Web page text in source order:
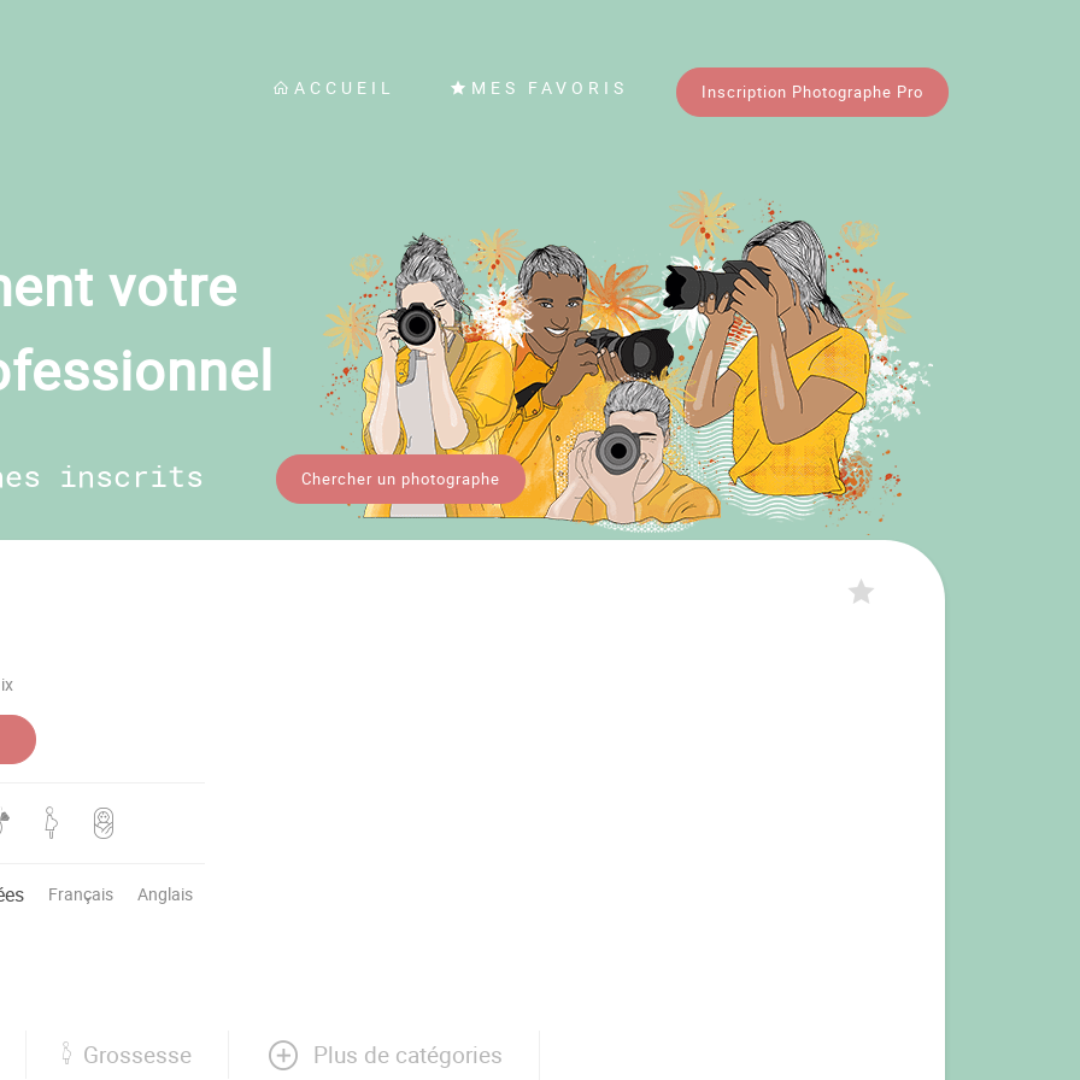
ACCUEIL MES FAVORIS Inscription Photographe Pro
votre
inscrits Chercher un photographe
Français Anglais
Grossesse Plus de catégories